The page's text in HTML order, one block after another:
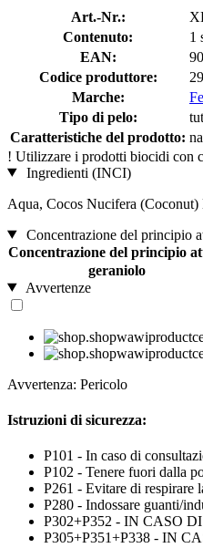
Art.-Nr.:
Contenuto:
1
EAN:
Codice produttore:
Marche:
Tipo di pelo:
Caratteristiche del prodotto:
! Utilizzare i prodotti biocidi con
Ingredienti (INCI)
Aqua, Cocos Nucifera
Concentrazione del principio
Concentrazione del principio
geraniolo
Avvertenze
Avvertenza: Pericolo
Istruzioni di sicurezza:
P101 - In caso di
P102 - Tenere fuori dalla
P261 - Evitare di respirare
P280 - Indossare guanti/
P302+P352 - IN CASO
P305+P351+P338 - IN